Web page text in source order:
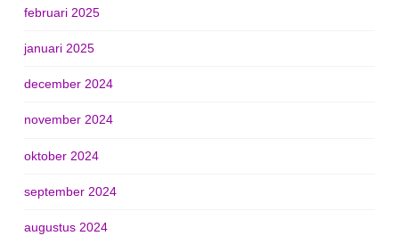
februari 2025
januari 2025
december 2024
november 2024
oktober 2024
september 2024
augustus 2024